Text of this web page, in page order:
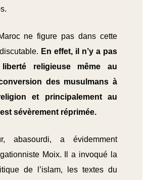
ne figure pas dans cette
En effet, il n’y a pas
religieuse même au
des musulmans à
et principalement au
sévèrement réprimée.
abasourdi, a évidemment
Moix. Il a invoqué la
de l’islam, les textes du